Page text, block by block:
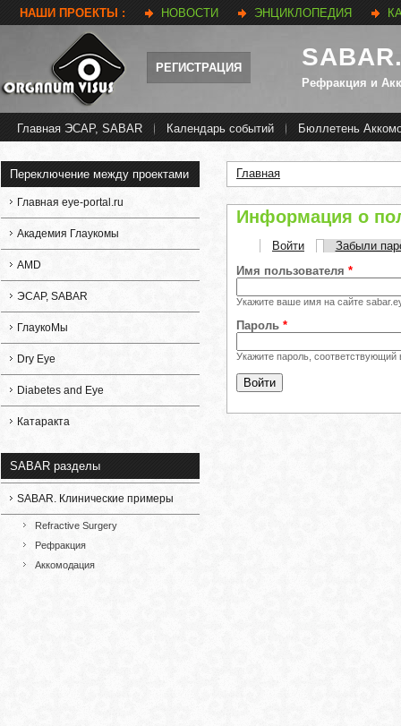
НАШИ ПРОЕКТЫ : НОВОСТИ ЭНЦИКЛОПЕДИЯ
РЕГИСТРАЦИЯ
Рефракция и
Главная ЭСАР, SABAR Календарь событий Бюллетень
Переключение между проектами
Главная eye-portal.ru
Академия Глаукомы
AMD
ЭСАР, SABAR
ГлаукоМы
Dry Eye
Diabetes and Eye
Катаракта
SABAR разделы
SABAR. Клинические примеры
Refractive Surgery
Рефракция
Аккомодация
Вы здесь
Главная
Информация о
Главные вкладки
Войти (активная
Забыли
Имя пользователя *
Укажите ваше имя на сайте
Пароль *
Укажите пароль,